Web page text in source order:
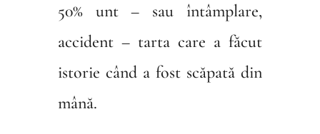
50% unt – sau întâmplare,
accident – tarta care a făcut
istorie când a fost scăpată din
mână.